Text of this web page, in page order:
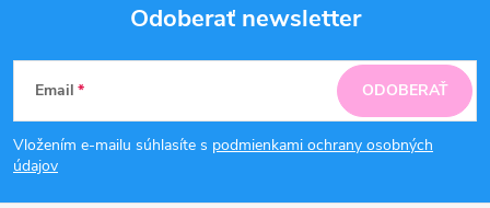
Z
á
p
Odoberať newsletter
Email
Vložením e-mailu súhlasíte s podmienkami ochrany osobných
údajov
ODOBERAŤ